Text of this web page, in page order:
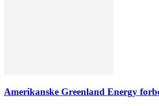
Amerikanske Greenland Energy